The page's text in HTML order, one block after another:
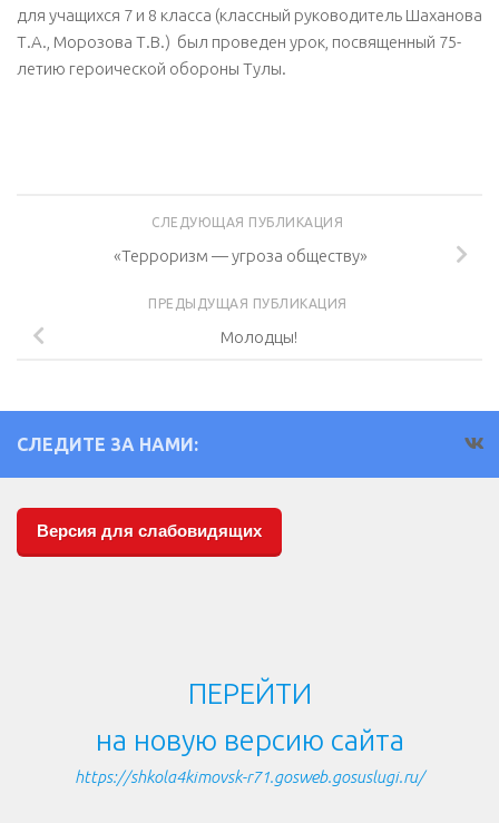
для учащихся 7 и 8 класса (классный руководитель Шаханова
Т.А., Морозова Т.В.) был проведен урок, посвященный 75-
летию героической обороны Тулы.
СЛЕДУЮЩАЯ ПУБЛИКАЦИЯ
«Терроризм — угроза обществу»
ПРЕДЫДУЩАЯ ПУБЛИКАЦИЯ
Молодцы!
СЛЕДИТЕ ЗА НАМИ:
Версия для слабовидящих
ПЕРЕЙТИ
на новую версию сайта
https://shkola4kimovsk-r71.gosweb.gosuslugi.ru/